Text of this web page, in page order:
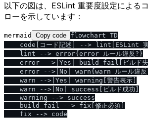
以下の図は、ESLint 重要度設定による
ローを示しています：
mermaid Copy code flowchart TD
code[コード記述] --> lint[ESLint 実
    lint --> error{error ルール違反?}
error -->|Yes| build_fail[ビルド失
error -->|No| warn{warn ルール違
    warn -->|Yes| warning[警告表示]
    warn -->|No| success[ビルド成功]
    warning --> success
    build_fail --> fix[修正必須]